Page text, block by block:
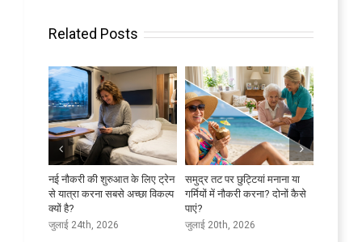
Related Posts
नई नौकरी की शुरुआत के लिए ट्रेन
से यात्रा करना सबसे अच्छा विकल्प
क्यों है?
जुलाई 24th, 2026
समुद्र तट पर छुट्टियां मनाना या
गर्मियों में नौकरी करना? दोनों कैसे
पाएं?
जुलाई 20th, 2026